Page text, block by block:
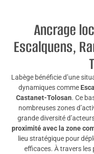
Ancrage
Escalquens,
Labège bénéficie d’une
dynamiques comme
Castanet-Tolosan. Ce
nombreuses zones
grande diversité
proximité avec la zone
lieu stratégique pour
efficaces. À travers les